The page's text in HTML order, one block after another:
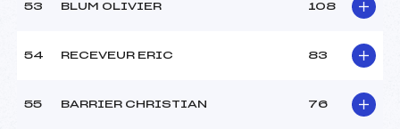
53 BLUM OLIVIER 108
54 RECEVEUR ERIC 83
55 BARRIER CHRISTIAN 76